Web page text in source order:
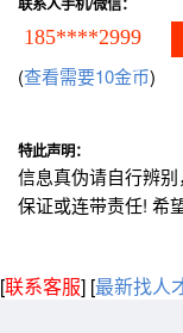
185****2999
(查看需要10金币)
特此声明：
信息真伪请自行辨
保证或连带责任! 希
[联系客服] [最新找人